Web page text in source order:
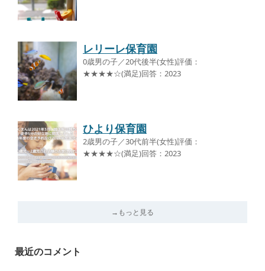
レリーレ保育園
0歳男の子／20代後半(女性)評価：
★★★★☆(満足)回答：2023
ひより保育園
2歳男の子／30代前半(女性)評価：
★★★★☆(満足)回答：2023
→もっと見る
最近のコメント